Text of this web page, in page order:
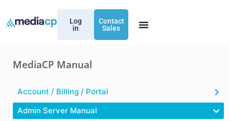
Log
in
Contact
Sales
MediaCP Manual
Account / Billing / Portal
Admin Server Manual